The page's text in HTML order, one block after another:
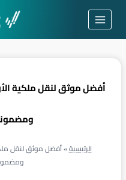
التجاوز
المحتوى
أفضل موثق لنقل ملكية
الرئيسية»أفضل موثق لنقل